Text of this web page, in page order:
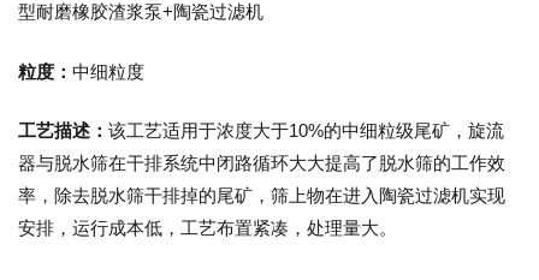
型耐磨橡胶渣浆泵+陶瓷过滤机
粒度： 中细粒度
工艺描述： 该工艺适用于浓度大于10%的中细粒级尾矿，旋流
器与脱水筛在干排系统中闭路循环大大提高了脱水筛的工作效
率，除去脱水筛干排掉的尾矿，筛上物在进入陶瓷过滤机实现
安排，运行成本低，工艺布置紧凑，处理量大。